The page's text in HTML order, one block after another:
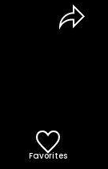
Favorites